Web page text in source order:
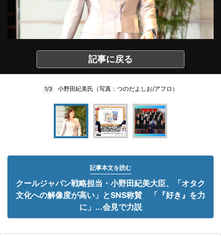
記事に戻る
1/3 小野田紀美氏（写真：つのだよしお/アフロ）
記事本文を読む
クールジャパン戦略担当・小野田紀美大臣、「オタク
文化への解像度が高い」とSNS称賛 「『好き』を力
に」...会見で力説